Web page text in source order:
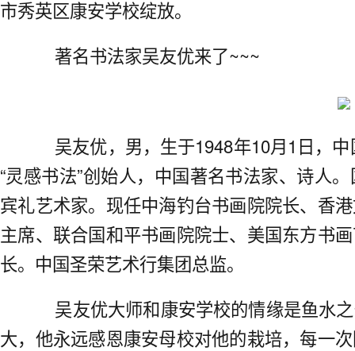
市秀英区康安学校绽放。
著名书法家吴友优来了~~~
吴友优，男，生于1948年10月1日，
“灵感书法”创始人，中国著名书法家、诗人
宾礼艺术家。现任中海钓台书画院院长、香
主席、联合国和平书画院院士、美国东方书
长。中国圣荣艺术行集团总监。
吴友优大师和康安学校的情缘是鱼水
大，他永远感恩康安母校对他的栽培，每一